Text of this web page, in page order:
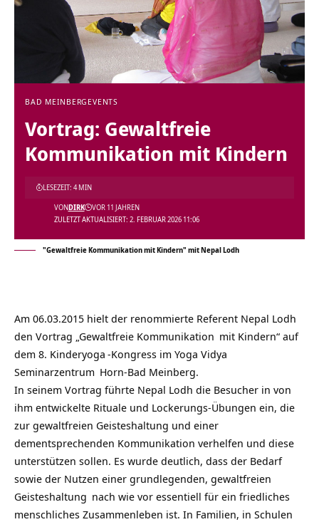
BAD MEINBERG EVENTS
Vortrag: Gewaltfreie
Kommunikation mit Kindern
ZULETZT AKTUALISIERT: 2. FEBRUAR 2026 11:06
VONDIRK VOR 11 JAHREN
LESEZEIT: 4 MIN
"Gewaltfreie Kommunikation mit Kindern" mit Nepal Lodh
Am 06.03.2015 hielt der renommierte Referent Nepal Lodh
den Vortrag „Gewaltfreie Kommunikation mit Kindern“ auf
dem 8. Kinderyoga -Kongress im Yoga Vidya
Seminarzentrum Horn-Bad Meinberg.
In seinem Vortrag führte Nepal Lodh die Besucher in von
ihm entwickelte Rituale und Lockerungs-Übungen ein, die
zur gewaltfreien Geisteshaltung und einer
dementsprechenden Kommunikation verhelfen und diese
unterstützen sollen. Es wurde deutlich, dass der Bedarf
sowie der Nutzen einer grundlegenden, gewaltfreien
Geisteshaltung nach wie vor essentiell für ein friedliches
menschliches Zusammenleben ist. In Familien, in Schulen